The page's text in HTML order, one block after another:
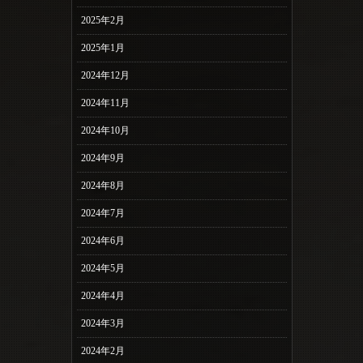
2025年2月
2025年1月
2024年12月
2024年11月
2024年10月
2024年9月
2024年8月
2024年7月
2024年6月
2024年5月
2024年4月
2024年3月
2024年2月